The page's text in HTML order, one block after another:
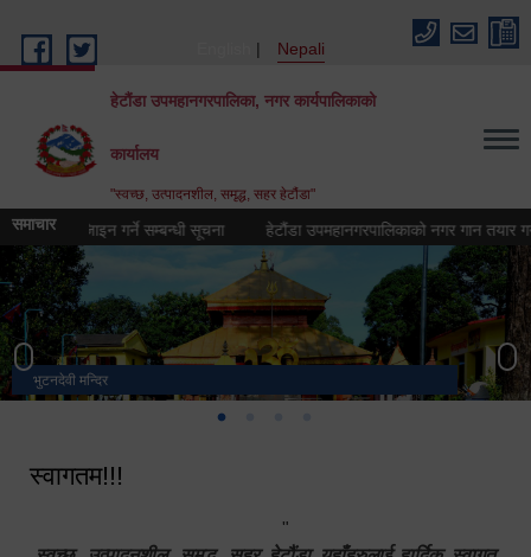
Nepali
हेटौंडा उपमहानगरपालिका, नगर कार्यपालिकाको
कार्यालय
"स्वच्छ, उत्पादनशील, समृद्ध, सहर हेटौंडा"
समाचार
डिजिाइन गर्ने सम्बन्धी सूचना हेटौंडा उपमहानगरपालिकाको नगर गान तयार गर्ने
भुटनदेवी मन्दिर
स्मारक
हेटौंडा उपमहानगरपालिका नगर कार्यपालिकाको कार्यालय
मनकामना डाँडाबाट देखिएको दृश्य
स्वागतम!!!
"